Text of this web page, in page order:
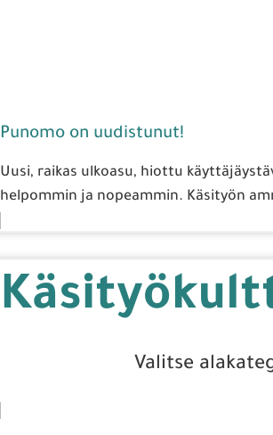
Punomo on uudistunut!
Uusi, raikas ulkoasu, hiottu
helpommin ja nopeammin. Käsityön
Valitse